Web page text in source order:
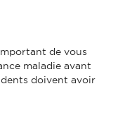
de vous
maladie avant
doivent avoir